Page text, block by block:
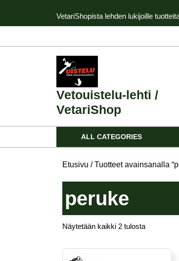
content
VetariShopista lehden lukijoille
Vetouistelu-lehti /
VetariShop
ALL CATEGORIES
Etusivu / Tuotteet avainsanalla
peruke
Näytetään kaikki 2 tulosta